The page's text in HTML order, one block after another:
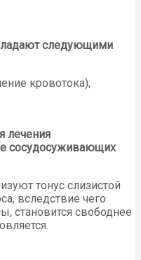
следующими
кровотока);
лечения
сосудосуживающих
тонус слизистой
вследствие чего
становится свободнее